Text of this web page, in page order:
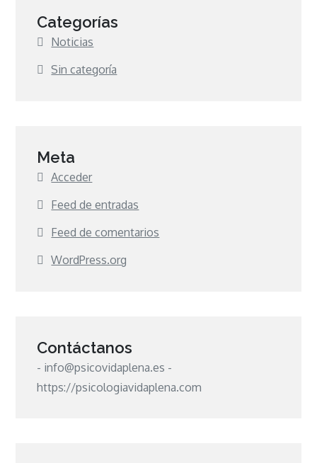
Categorías
Noticias
Sin categoría
Meta
Acceder
Feed de entradas
Feed de comentarios
WordPress.org
Contáctanos
- info@psicovidaplena.es -
https://psicologiavidaplena.com